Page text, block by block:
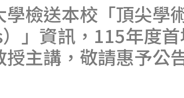
學檢送本校「頂尖
」資訊，115年度
主講，敬請惠予公